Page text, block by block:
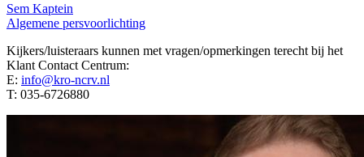
Sem Kaptein
Algemene persvoorlichting
Kijkers/luisteraars kunnen met vragen/opmerkingen terecht bij het
Klant Contact Centrum:
E: info@kro-ncrv.nl
T: 035-6726880